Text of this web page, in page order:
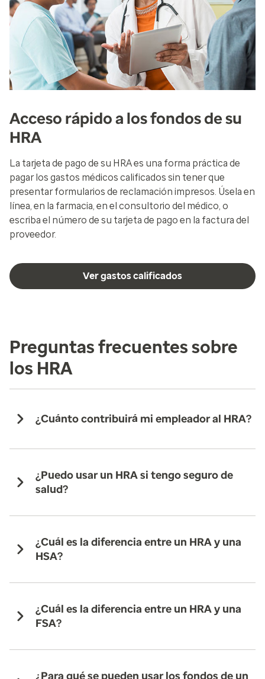
Acceso rápido a los fondos de su
HRA
La tarjeta de pago de su HRA es una forma práctica de
pagar los gastos médicos calificados sin tener que
presentar formularios de reclamación impresos. Úsela en
línea, en la farmacia, en el consultorio del médico, o
escriba el número de su tarjeta de pago en la factura del
proveedor.
Ver gastos calificados
Preguntas frecuentes sobre
los HRA
¿Cuánto contribuirá mi empleador al HRA?
¿Puedo usar un HRA si tengo seguro de
salud?
¿Cuál es la diferencia entre un HRA y una
HSA?
¿Cuál es la diferencia entre un HRA y una
FSA?
¿Para qué se pueden usar los fondos de un